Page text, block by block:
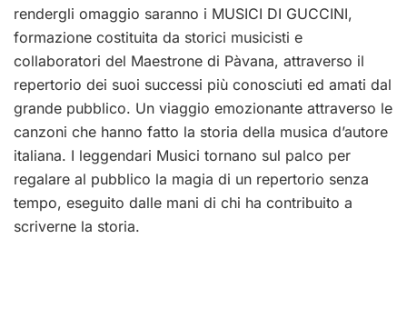
rendergli omaggio saranno i MUSICI DI GUCCINI,
formazione costituita da storici musicisti e
collaboratori del Maestrone di Pàvana, attraverso il
repertorio dei suoi successi più conosciuti ed amati dal
grande pubblico. Un viaggio emozionante attraverso le
canzoni che hanno fatto la storia della musica d’autore
italiana. I leggendari Musici tornano sul palco per
regalare al pubblico la magia di un repertorio senza
tempo, eseguito dalle mani di chi ha contribuito a
scriverne la storia.